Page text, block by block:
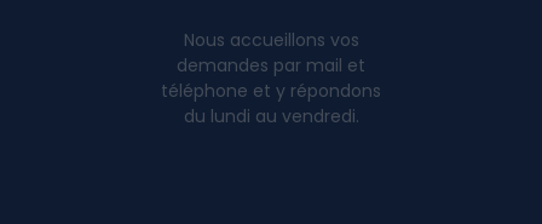
Nous accueillons vos
demandes par mail et
téléphone et y répondons
du lundi au vendredi.